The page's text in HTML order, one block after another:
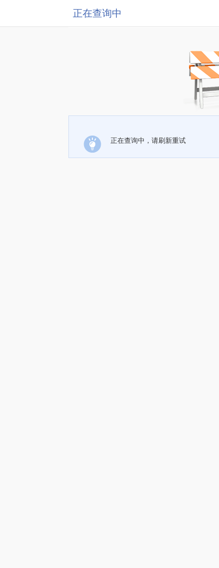
正在查询中
正在查询中，请刷新重试